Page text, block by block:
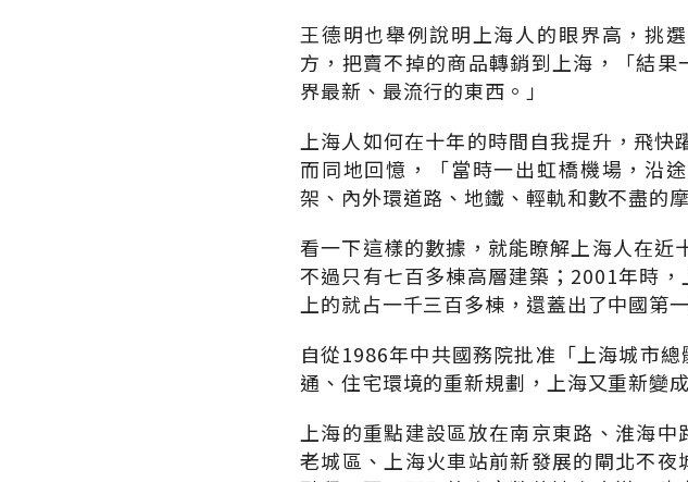
王德明也舉例說明上海人的眼界高，挑
方，把賣不掉的商品轉銷到上海，「結
界最新、最流行的東西。」
上海人如何在十年的時間自我提升，飛
而同地回憶，「當時一出虹橋機場，沿
架、內外環道路、地鐵、輕軌和數不盡的
看一下這樣的數據，就能瞭解上海人在
不過只有七百多棟高層建築；2001年時
上的就占一千三百多棟，還蓋出了中國第
自從1986年中共國務院批准「上海城市
通、住宅環境的重新規劃，上海又重新變
上海的重點建設區放在南京東路、淮海
老城區、上海火車站前新發展的閘北不